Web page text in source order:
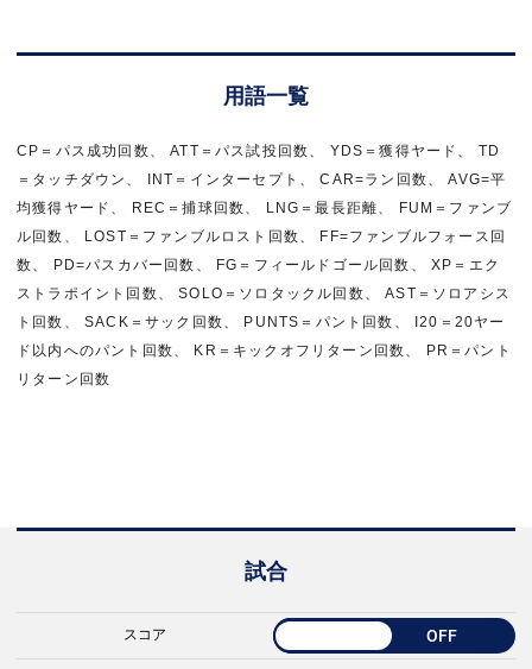
用語一覧
CP＝パス成功回数、 ATT＝パス試投回数、 YDS＝獲得ヤード、 TD
＝タッチダウン、 INT＝インターセプト、 CAR=ラン回数、 AVG=平
均獲得ヤード、 REC＝捕球回数、 LNG＝最長距離、 FUM＝ファンブ
ル回数、 LOST＝ファンブルロスト回数、 FF=ファンブルフォース回
数、 PD=パスカバー回数、 FG＝フィールドゴール回数、 XP＝エク
ストラポイント回数、 SOLO＝ソロタックル回数、 AST＝ソロアシス
ト回数、 SACK＝サック回数、 PUNTS＝パント回数、 I20＝20ヤー
ド以内へのパント回数、 KR＝キックオフリターン回数、 PR＝パント
リターン回数
試合
スコア OFF